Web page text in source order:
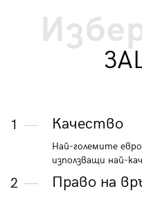
1 Качество
Най-големите
използващи най-
2 Право на